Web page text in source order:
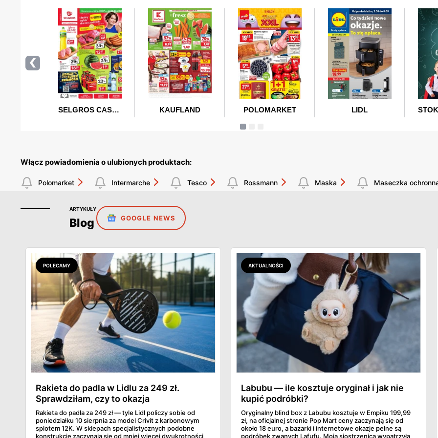
Włącz powiadomienia o ulubionych produktach:
Polomarket Intermarche Tesco Rossmann Maska Maseczka
ARTYKUŁY
Blog GOOGLE NEWS
POLECAMY
Rakieta do padla w Lidlu za 249 zł.
Sprawdziłam, czy to okazja
Rakieta do padla za 249 zł — tyle Lidl policzy sobie od
poniedziałku 10 sierpnia za model Crivit z karbonowym
splotem 12K. W sklepach specjalistycznych podobne
konstrukcje zaczynają się od mniej więcej dwukrotności
AKTUALNOŚCI
Labubu — ile kosztuje oryginał i jak nie
kupić podróbki?
Oryginalny blind box z Labubu kosztuje w Empiku 199,99
zł, na oficjalnej stronie Pop Mart ceny zaczynają się od
około 18 euro, a bazarki i internetowe okazje pełne są
podróbek zwanych Lafufu. Moja siostrzenica wypatrzyła